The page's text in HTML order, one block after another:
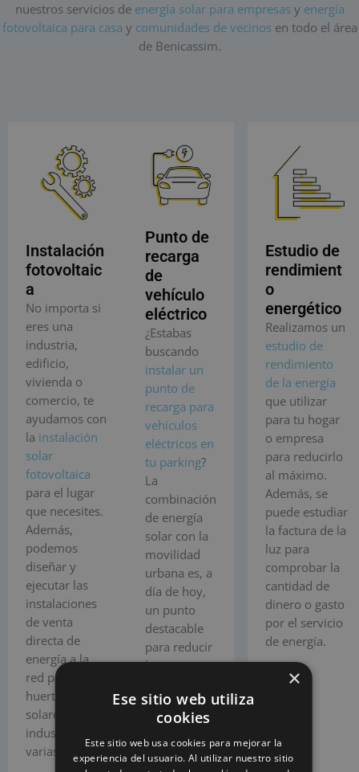
nuestros servicios de energía solar para empresasy energía
fotovoltaica para casa y comunidades de vecinosen todo el área
de Benicassim.
Instalación
fotovoltaic
a
No importa si
eres una
industria,
edificio,
vivienda o
comercio, te
ayudamos con
la instalación
solar
fotovoltaica
para el lugar
que necesites.
Además,
podemos
diseñar y
ejecutar las
instalaciones
de venta
directa de
energía a la
red para
huertos
solares o
industrias
varias.
Punto de
recarga
de
vehículo
eléctrico
¿Estabas
buscando
instalar un
punto de
recarga para
vehículos
eléctricos en
tu parking?
La
combinación
de energía
solar con la
movilidad
urbana es, a
día de hoy,
un punto
destacable
para reducir
las
de CO2 y
también
para ahorrar
en el
Estudio de
rendimient
o
energético
Realizamos un
estudio de
rendimiento
de la energía
que utilizar
para tu hogar
o empresa
para reducirlo
al máximo.
Además, se
puede estudiar
la factura de la
luz para
comprobar la
cantidad de
dinero o gasto
por el servicio
de energía.
×
Ese sitio web utiliza
cookies
Este sitio web usa cookies para mejorar la
experiencia del usuario. Al utilizar nuestro sitio